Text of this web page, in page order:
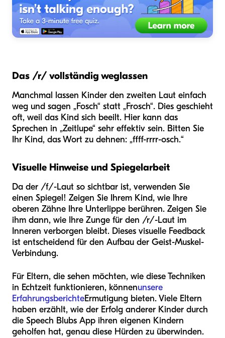
Das /r/ vollständig weglassen
Manchmal lassen Kinder den zweiten Laut einfach
weg und sagen „Fosch“ statt „Frosch“. Dies geschieht
oft, weil das Kind sich beeilt. Hier kann das
Sprechen in „Zeitlupe“ sehr effektiv sein. Bitten Sie
Ihr Kind, das Wort zu dehnen: „ffff-rrrr-osch.“
Visuelle Hinweise und Spiegelarbeit
Da der /f/-Laut so sichtbar ist, verwenden Sie
einen Spiegel! Zeigen Sie Ihrem Kind, wie Ihre
oberen Zähne Ihre Unterlippe berühren. Zeigen Sie
ihm dann, wie Ihre Zunge für den /r/-Laut im
Inneren verborgen bleibt. Dieses visuelle Feedback
ist entscheidend für den Aufbau der Geist-Muskel-
Verbindung.
Für Eltern, die sehen möchten, wie diese Techniken
in Echtzeit funktionieren, könnenunsere
ErfahrungsberichteErmutigung bieten. Viele Eltern
haben erzählt, wie der Erfolg anderer Kinder durch
die Speech Blubs App ihren eigenen Kindern
geholfen hat, genau diese Hürden zu überwinden.